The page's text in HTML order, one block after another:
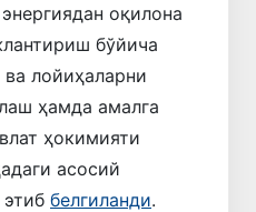
оқилона
бўйича
лойиҳаларни
ҳамда амалга
ҳокимияти
асосий
белгиланди.